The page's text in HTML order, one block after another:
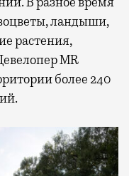
ландыши,
растения,
MR
более 240